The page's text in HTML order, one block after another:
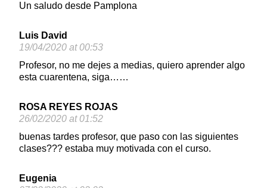
Un saludo desde Pamplona
Luis David
19/04/2020 at 00:53
Profesor, no me dejes a medias, quiero aprender algo
esta cuarentena, siga……
ROSA REYES ROJAS
26/02/2020 at 01:52
buenas tardes profesor, que paso con las siguientes
clases??? estaba muy motivada con el curso.
Eugenia